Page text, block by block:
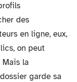
des
en ligne, eux,
on peut
Mais la
garde sa